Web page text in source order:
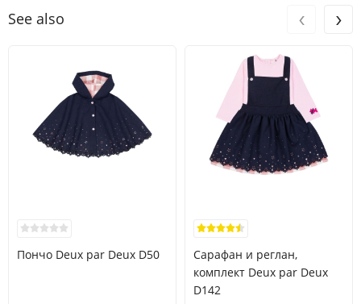
See also
Пончо Deux par Deux D50
Сарафан и реглан,
комплект Deux par Deux
D142
‹ ›